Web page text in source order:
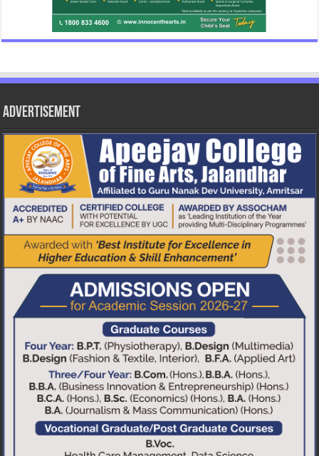
Advertisement